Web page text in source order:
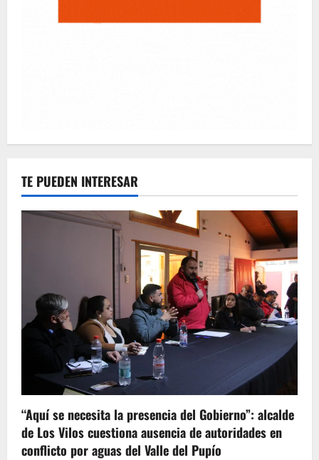
TE PUEDEN INTERESAR
“Aquí se necesita la presencia del Gobierno”: alcalde
de Los Vilos cuestiona ausencia de autoridades en
conflicto por aguas del Valle del Pupío